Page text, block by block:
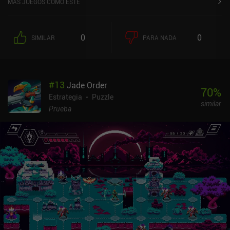
entrañable y un refrescante cambio de ritmo respecto a los temas
recurrentes del género. Afortunadamente, la dificultad es
especiales de los generales, llamadas Grooves, añaden una
interesante capa de estrategia que mantiene el dinamismo de las
batallas. Aparte del contenido preestablecido, también hay un
compartirlos con la comunidad, lo que aumenta enormemente la
rejugabilidad del juego. Personalmente, no me gustó que hicieran
falta dos dedos para mover el mapa, y me gustaría que hubiera un
botón de menú en lugar de tener que pulsar dos veces sobre una
ficha para acceder a opciones como "terminar turno" y "renunciar".
Pero aparte de eso, la interfaz es buena. Jugando en mi Samsung
S25 Ultra con una funda, tuve que hacer pequeños descansos para
dejar que el teléfono se enfriara un poco después de una hora de
juego. Además, la batería es bastante exigente. Pero lo más
importante es que el juego nunca se bloqueó ni falló, cosa que
MÁS JUEGOS COMO ESTE
SIMILAR 0 PARA NADA 0
#13 Jade Order
Estrategia
Puzzle
Prueba
70%
similar